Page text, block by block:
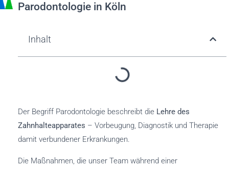
Parodontologie in Köln
Inhalt
Der Begriff Parodontologie beschreibt die Lehre des
Zahnhalteapparates – Vorbeugung, Diagnostik und Therapie
damit verbundener Erkrankungen.
Die Maßnahmen, die unser Team während einer